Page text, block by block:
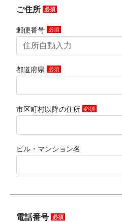
ご住所 必須
郵便番号 必須
都道府県 必須
市区町村以降の住所 必須
ビル・マンション名
電話番号 必須